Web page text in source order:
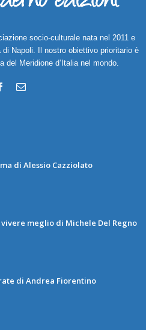
socio-culturale nata nel 2011 e
Napoli. Il nostro obiettivo prioritario è
del Meridione d’Italia nel mondo.
di Alessio Cazziolato
meglio di Michele Del Regno
di Andrea Fiorentino